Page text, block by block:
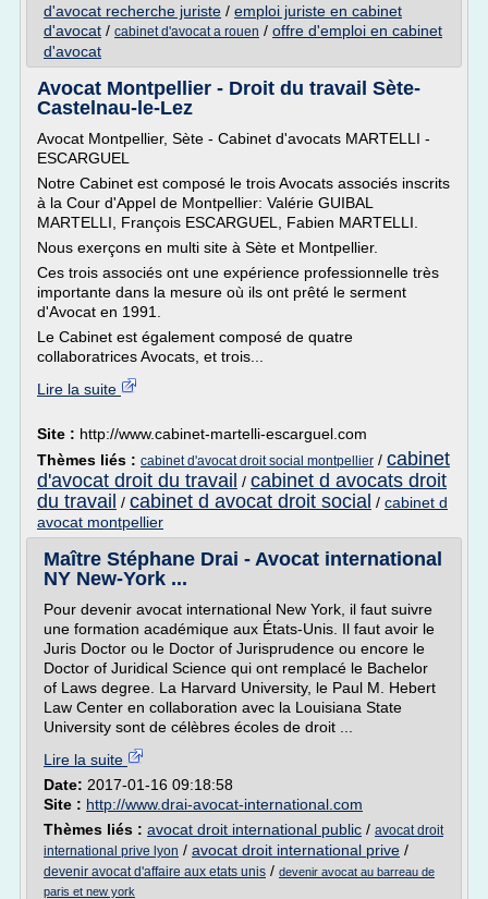
d'avocat recherche juriste / emploi juriste en cabinet
d'avocat / cabinet d'avocat a rouen / offre d'emploi en cabinet
d'avocat
Avocat Montpellier - Droit du travail Sète-
Castelnau-le-Lez
Avocat Montpellier, Sète - Cabinet d'avocats MARTELLI -
ESCARGUEL
Notre Cabinet est composé le trois Avocats associés inscrits
à la Cour d'Appel de Montpellier: Valérie GUIBAL
MARTELLI, François ESCARGUEL, Fabien MARTELLI.
Nous exerçons en multi site à Sète et Montpellier.
Ces trois associés ont une expérience professionnelle très
importante dans la mesure où ils ont prêté le serment
d'Avocat en 1991.
Le Cabinet est également composé de quatre
collaboratrices Avocats, et trois...
Lire la suite
Site : http://www.cabinet-martelli-escarguel.com
Thèmes liés : cabinet d'avocat droit social montpellier / cabinet
d'avocat droit du travail / cabinet d avocats droit
du travail / cabinet d avocat droit social / cabinet d
avocat montpellier
Maître Stéphane Drai - Avocat international
NY New-York ...
Pour devenir avocat international New York, il faut suivre
une formation académique aux États-Unis. Il faut avoir le
Juris Doctor ou le Doctor of Jurisprudence ou encore le
Doctor of Juridical Science qui ont remplacé le Bachelor
of Laws degree. La Harvard University, le Paul M. Hebert
Law Center en collaboration avec la Louisiana State
University sont de célèbres écoles de droit ...
Lire la suite
Date: 2017-01-16 09:18:58
Site : http://www.drai-avocat-international.com
Thèmes liés : avocat droit international public / avocat droit
international prive lyon / avocat droit international prive /
devenir avocat d'affaire aux etats unis / devenir avocat au barreau de
paris et new york